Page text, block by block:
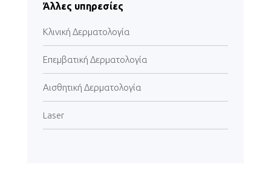
Άλλες υπηρεσίες
Κλινική Δερματολογία
Επεμβατική Δερματολογία
Αισθητική Δερματολογία
Laser